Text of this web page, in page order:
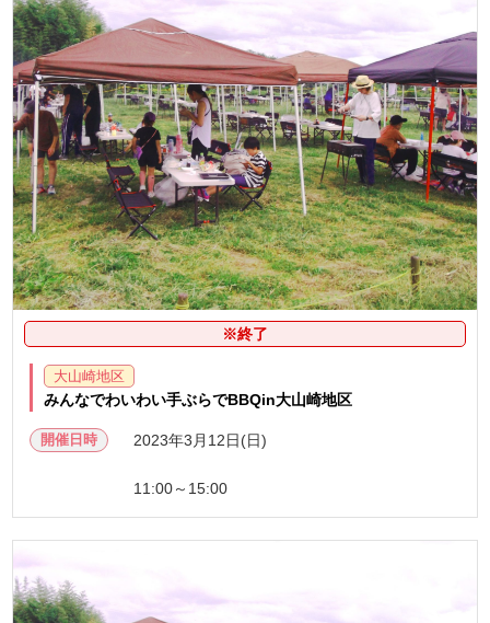
※終了
大山崎地区
みんなでわいわい手ぶらでBBQin大山崎地区
開催日時 2023年3月12日(日)
11:00～15:00